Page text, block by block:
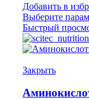
Добавить в
Выберите
Быстрый
Закрыть